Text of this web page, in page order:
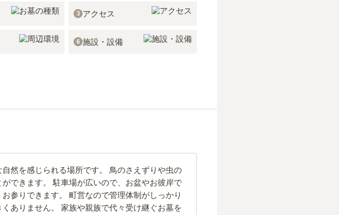
3 アクセス
6 施設・設備
然を感じられる場所です。 鳥のさえずりや虫の
できます。 駐車場が広いので、お盆やお彼岸で
参りできます。 町営なので管理体制がしっかり
ありません。 家族や親族で代々受け継ぐお墓を